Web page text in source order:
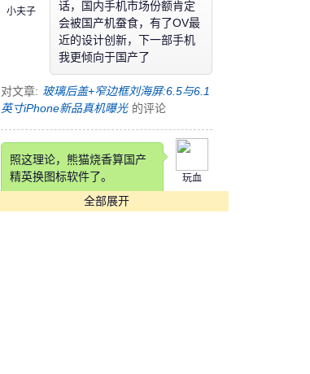
小夫子
话，国内手机市场份额肯定
会被国产机蚕食，有了OV最
近的设计创新，下一部手机
我更倾向于国产了
对文章: 玻璃后盖+窄边框刘海屏:6.5与6.1
英寸iPhone新品真机曝光 的评论
玩血
照这理论，熊猫烧香算国产
精英换图标软件了。
对文章: 快压发布告用户书 称国产软件生
全部展开